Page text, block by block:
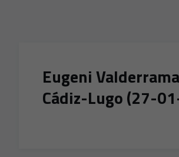
Eugeni
Cádiz-Lugo (27-